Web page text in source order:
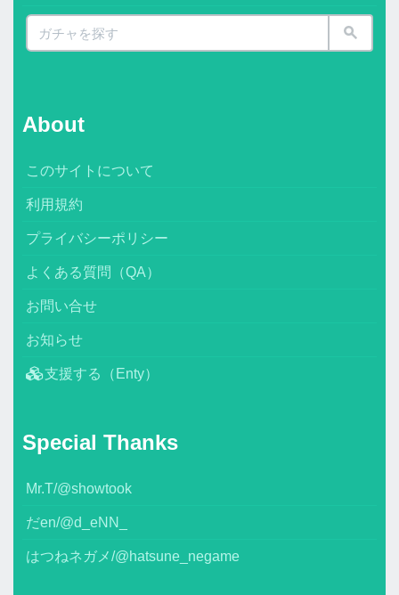
About
このサイトについて
利用規約
プライバシーポリシー
よくある質問（QA）
お問い合せ
お知らせ
支援する（Enty）
Special Thanks
Mr.T/@showtook
だen/@d_eNN_
はつねネガメ/@hatsune_negame